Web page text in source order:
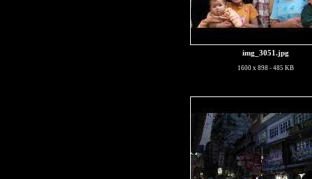
img_3051.jpg
1600 x 898 - 485 KB